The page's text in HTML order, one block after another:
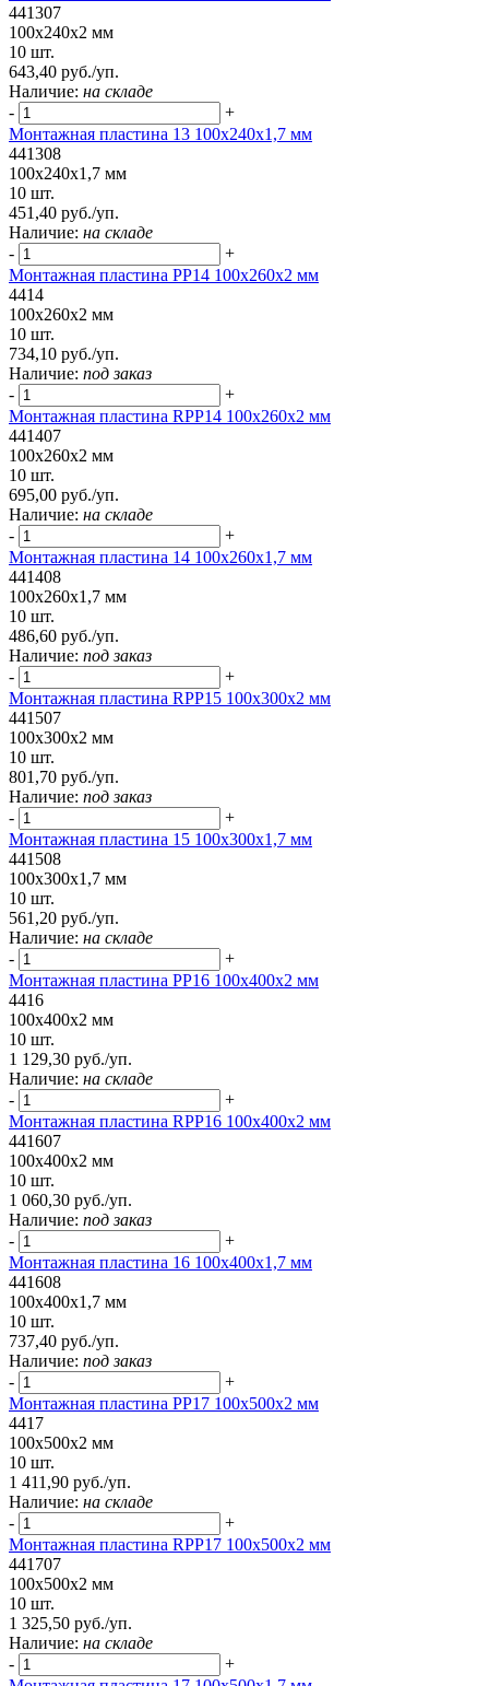
441307
100x240x2 мм
10 шт.
643,40 руб./уп.
Наличие: на складе
-
+
Монтажная пластина 13 100x240x1,7 мм
441308
100x240x1,7 мм
10 шт.
451,40 руб./уп.
Наличие: на складе
-
+
Монтажная пластина PP14 100x260x2 мм
4414
100x260x2 мм
10 шт.
734,10 руб./уп.
Наличие: под заказ
-
+
Монтажная пластина RPP14 100x260x2 мм
441407
100x260x2 мм
10 шт.
695,00 руб./уп.
Наличие: на складе
-
+
Монтажная пластина 14 100x260x1,7 мм
441408
100x260x1,7 мм
10 шт.
486,60 руб./уп.
Наличие: под заказ
-
+
Монтажная пластина RPP15 100x300x2 мм
441507
100x300x2 мм
10 шт.
801,70 руб./уп.
Наличие: под заказ
-
+
Монтажная пластина 15 100x300x1,7 мм
441508
100x300x1,7 мм
10 шт.
561,20 руб./уп.
Наличие: на складе
-
+
Монтажная пластина PP16 100x400x2 мм
4416
100x400x2 мм
10 шт.
1 129,30 руб./уп.
Наличие: на складе
-
+
Монтажная пластина RPP16 100x400x2 мм
441607
100x400x2 мм
10 шт.
1 060,30 руб./уп.
Наличие: под заказ
-
+
Монтажная пластина 16 100x400x1,7 мм
441608
100x400x1,7 мм
10 шт.
737,40 руб./уп.
Наличие: под заказ
-
+
Монтажная пластина РР17 100x500x2 мм
4417
100x500x2 мм
10 шт.
1 411,90 руб./уп.
Наличие: на складе
-
+
Монтажная пластина RPP17 100x500x2 мм
441707
100x500x2 мм
10 шт.
1 325,50 руб./уп.
Наличие: на складе
-
+